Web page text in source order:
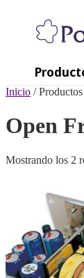
Inicio /
Open
Mostrando los 2